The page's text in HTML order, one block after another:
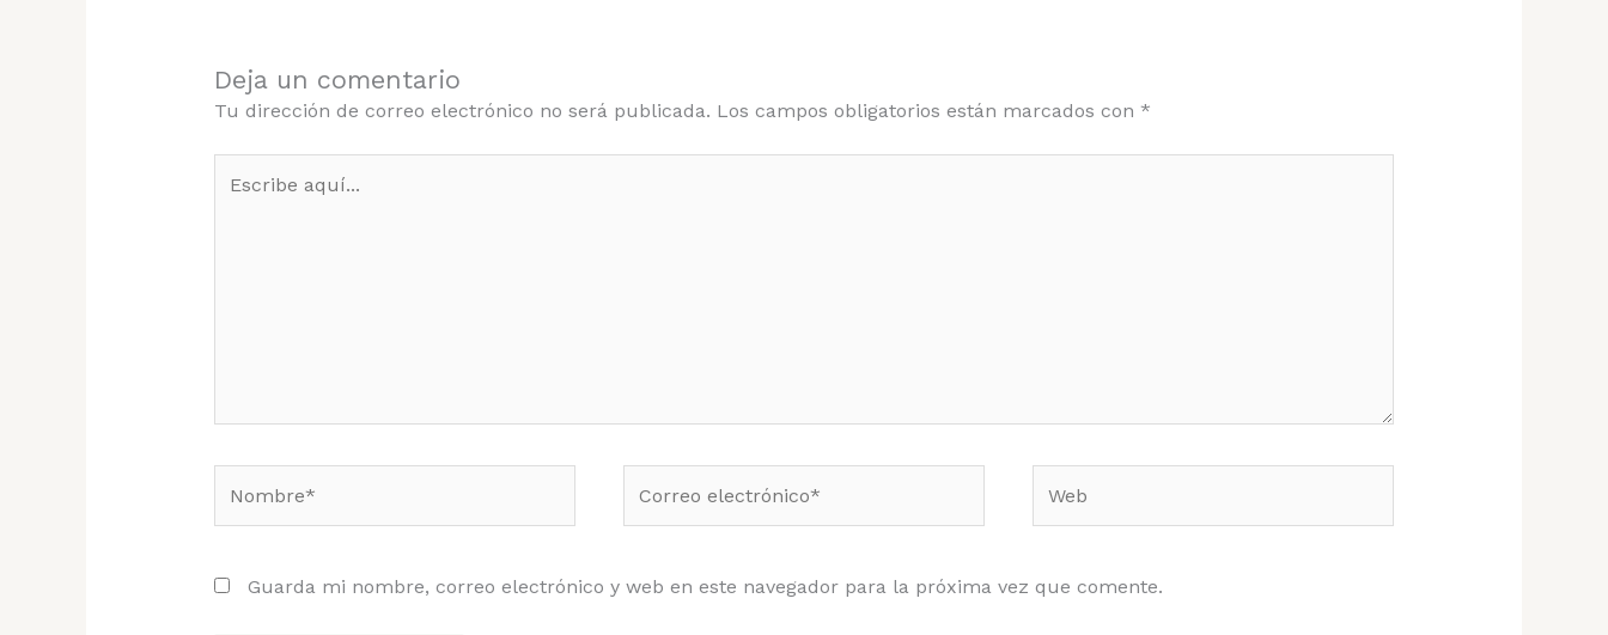
Deja un comentario
Tu dirección de correo electrónico no será publicada. Los campos obligatorios están marcados con *
aquí...
electrónico*
Guarda mi nombre, correo electrónico y web en este navegador para la próxima vez que comente.